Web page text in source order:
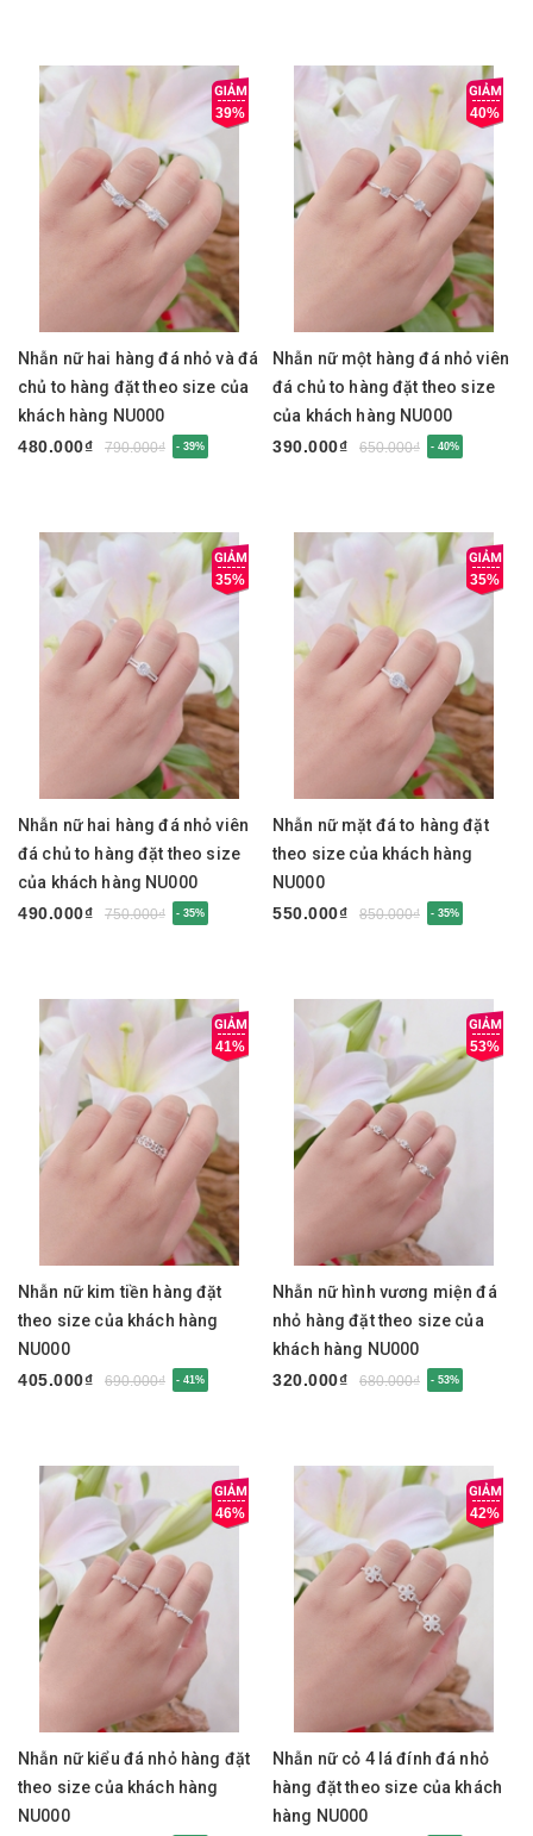
39%
Nhẫn nữ hai hàng đá nhỏ và đá
chủ to hàng đặt theo size của
khách hàng NU000
480.000₫
790.000₫ - 39%
40%
Nhẫn nữ một hàng đá nhỏ viên
đá chủ to hàng đặt theo size
của khách hàng NU000
390.000₫
650.000₫ - 40%
35%
Nhẫn nữ hai hàng đá nhỏ viên
đá chủ to hàng đặt theo size
của khách hàng NU000
490.000₫
750.000₫ - 35%
35%
Nhẫn nữ mặt đá to hàng đặt
theo size của khách hàng
NU000
550.000₫
850.000₫ - 35%
41%
Nhẫn nữ kim tiền hàng đặt
theo size của khách hàng
NU000
405.000₫
690.000₫ - 41%
53%
Nhẫn nữ hình vương miện đá
nhỏ hàng đặt theo size của
khách hàng NU000
320.000₫
680.000₫ - 53%
46%
Nhẫn nữ kiểu đá nhỏ hàng đặt
theo size của khách hàng
NU000
42%
Nhẫn nữ cỏ 4 lá đính đá nhỏ
hàng đặt theo size của khách
hàng NU000